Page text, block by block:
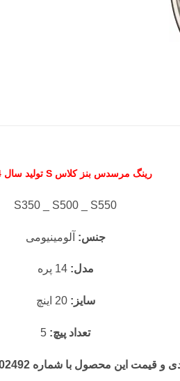
رینگ مرسدس بنز کلاس S تولید سال 2014
S350 _ S500 _ S550
جنس: آلومینیومی
مدل: 14 پره
سایز:20 اینچ
تعداد پیچ:
محصول با شماره 02188902492 تماس حاصل فرمایید.